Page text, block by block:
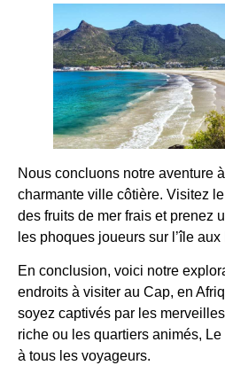
Nous concluons notre aventure
charmante ville côtière. Visitez
des fruits de mer frais et prenez
les phoques joueurs sur l’île
En conclusion, voici notre
endroits à visiter au Cap, en
soyez captivés par les
riche ou les quartiers animés,
à tous les voyageurs.